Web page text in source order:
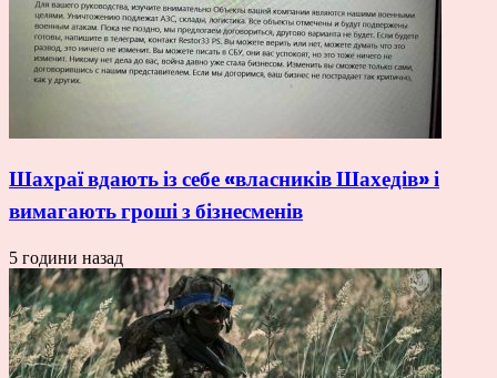
Шахраї вдають із себе «власників Шахедів» і
вимагають гроші з бізнесменів
5 години назад